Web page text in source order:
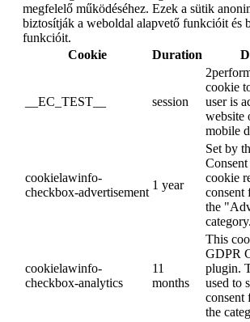
megfelelő működéséhez. Ezek a sütik
biztosítják a weboldal alapvető funkcióit és
funkcióit.
Cookie
Duration
__EC_TEST__ session
cookie
user is
website
mobile
cookielawinfo-
checkbox-advertisement
1 year
Set by
cookie
consent
the
category.
cookielawinfo-
checkbox-analytics
11
months
This
GDPR
plugin.
used to
consent
the